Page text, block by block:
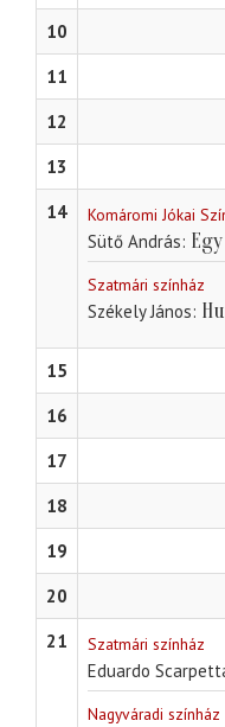
10
11
12
13
14
Komáromi Jókai
Sütő András
Szatmári színház
Székely János
15
16
17
18
19
20
21
Szatmári színház
Eduardo
Nagyváradi színház